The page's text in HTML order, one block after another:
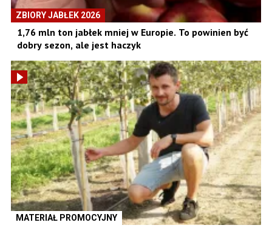
ZBIORY JABŁEK 2026
1,76 mln ton jabłek mniej w Europie. To powinien być
dobry sezon, ale jest haczyk
MATERIAŁ PROMOCYJNY